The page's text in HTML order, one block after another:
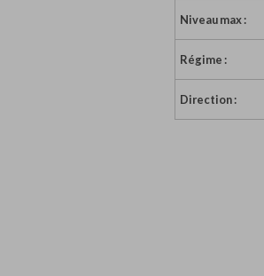
Niveau max :
Régime :
Direction :